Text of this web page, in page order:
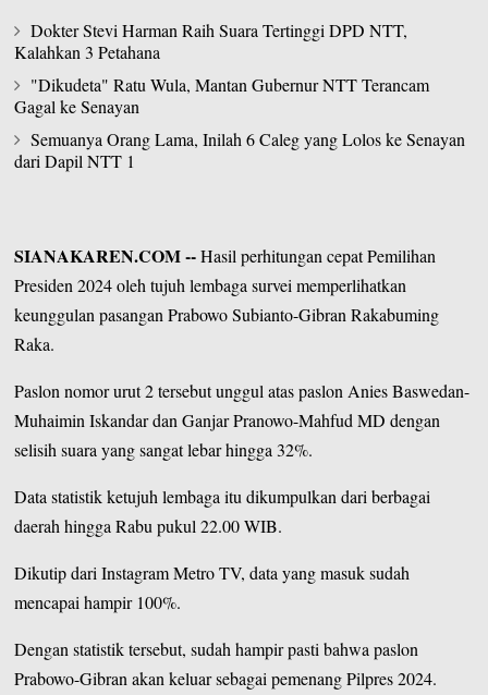
Dokter Stevi Harman Raih Suara Tertinggi DPD NTT,
Kalahkan 3 Petahana
"Dikudeta" Ratu Wula, Mantan Gubernur NTT Terancam
Gagal ke Senayan
Semuanya Orang Lama, Inilah 6 Caleg yang Lolos ke Senayan
dari Dapil NTT 1
SIANAKAREN.COM--Hasil perhitungan cepatPemilihan
Presiden 2024oleh tujuh lembaga survei memperlihatkan
keunggulan pasangan Prabowo Subianto-Gibran Rakabuming
Raka.
Paslon nomor urut 2 tersebut unggul atas paslon Anies Baswedan-
Muhaimin Iskandar dan Ganjar Pranowo-Mahfud MD dengan
selisih suara yang sangat lebar hingga 32%.
Data statistik ketujuh lembaga itu dikumpulkan dari berbagai
daerah hingga Rabu pukul 22.00 WIB.
Dikutip dari InstagramMetro TV, data yang masuk sudah
mencapai hampir 100%.
Dengan statistik tersebut, sudah hampir pasti bahwa paslon
Prabowo-Gibran akan keluar sebagai pemenang Pilpres 2024.